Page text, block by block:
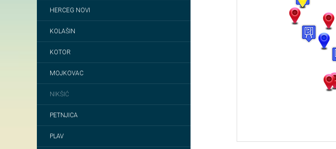
HERCEG NOVI
KOLAŠIN
KOTOR
MOJKOVAC
NIKŠIĆ
PETNJICA
PLAV